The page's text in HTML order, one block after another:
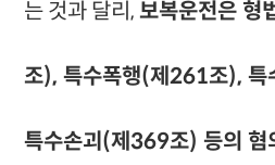
는 것과 달리,보복운전은 형
조), 특수폭행(제261조),
특수손괴(제369조) 등의 혐